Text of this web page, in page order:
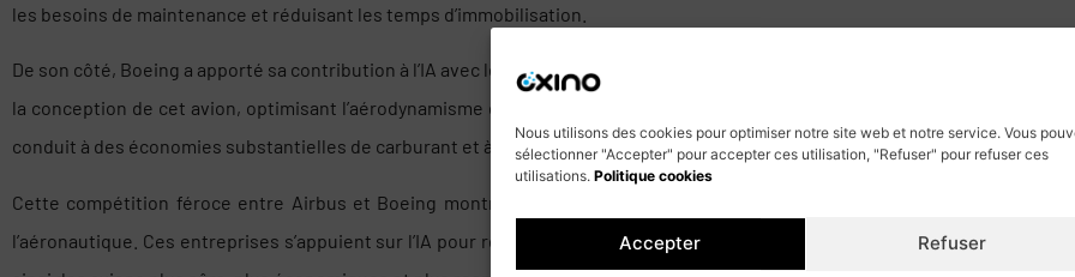
Nous utilisons des cookies pour optimiser notre site web et notre service. Vous
sélectionner "Accepter" pour accepter ces utilisation, "Refuser" pour refuser ces
utilisations. Politique cookies
Accepter Refuser
les besoins de maintenance et réduisant les temps d’immobilisation.
De son côté, Boeing a apporté sa contribution à l’IA avec le Boeing 777X, un avion de ligne de pointe. L’IA est au cœur de
la conception de cet avion, optimisant l’aérodynamisme de ses ailes pour une efficacité maximale. Cette innovation a
conduit à des économies substantielles de carburant et à une meilleure performance environnementale.
Cette compétition féroce entre Airbus et Boeing montre comment l’IA est devenue le moteur de l’innovation dans
l’aéronautique. Ces entreprises s’appuient sur l’IA pour repousser les limites de la performance aéronautique, offrant